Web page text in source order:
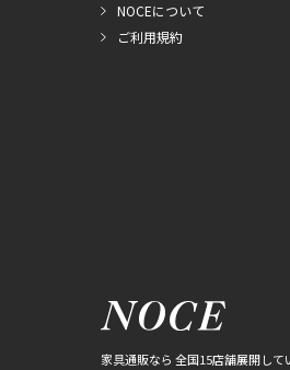
NOCEについて
ご利用規約
家具通販なら 全国15店舗展開し